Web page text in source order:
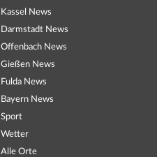
Kassel News
Darmstadt News
Offenbach News
Gießen News
Fulda News
Bayern News
Sport
Wetter
Alle Orte